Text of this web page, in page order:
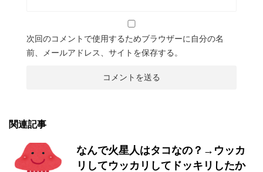
次回のコメントで使用するためブラウザーに自分の名
前、メールアドレス、サイトを保存する。
関連記事
なんで火星人はタコなの？→ウッカ
リしてウッカリしてドッキリしたか